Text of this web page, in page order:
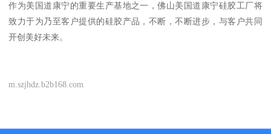
作为美国道康宁的重要生产基地之一，佛山美国道康宁硅胶工厂将
致力于为乃至客户提供的硅胶产品，不断，不断进步，与客户共同
开创美好未来。
m.szjhdz.b2b168.com